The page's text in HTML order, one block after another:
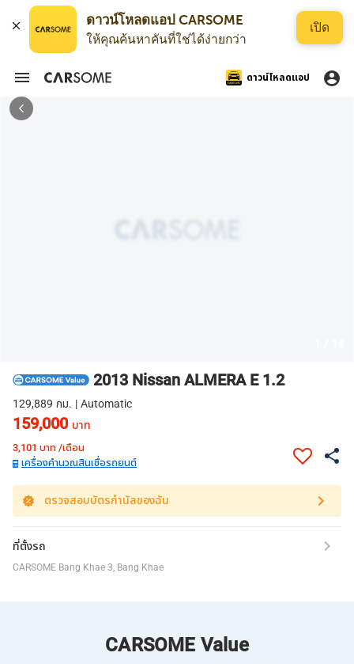
ดาวน์โหลดแอป CARSOME
ให้คุณค้นหาคันที่ใช่ได้ง่ายกว่า
เปิด
ดาวน์โหลดแอป
2013 Nissan ALMERA E 1.2
129,889 กม. | Automatic
159,000 บาท
3,101 บาท /เดือน
เครื่องคำนวณสินเชื่อรถยนต์
ตรวจสอบบัตรกำนัลของฉัน
ที่ตั้งรถ
CARSOME Bang Khae 3, Bang Khae
CARSOME Value